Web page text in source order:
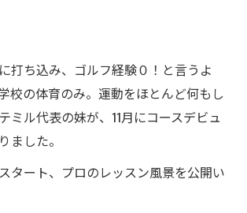
打ち込み、ゴルフ経験０！と言うよ
校の体育のみ。運動をほとんど何もし
ミル代表の妹が、11月にコースデビュ
ました。
タート、プロのレッスン風景を公開い